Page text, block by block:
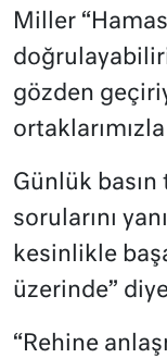
Miller
gözden
Günlük
sorularını
kesinlikle
üzerinde”
“Rehine